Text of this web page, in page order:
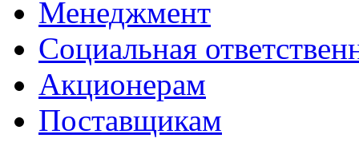
Менеджмент
Социальная
Акционерам
Поставщикам